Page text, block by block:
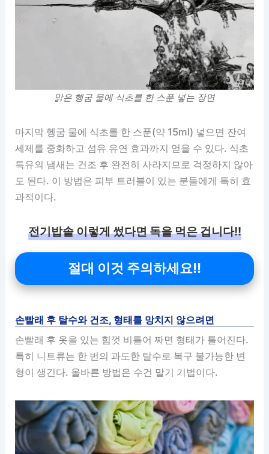
맑은 헹굼 물에 식초를 한 스푼 넣는 장면
마지막 헹굼 물에 식초를 한 스푼(약 15ml) 넣으면 잔여
세제를 중화하고 섬유 유연 효과까지 얻을 수 있다. 식초
특유의 냄새는 건조 후 완전히 사라지므로 걱정하지 않아
도 된다. 이 방법은 피부 트러블이 있는 분들에게 특히 효
과적이다.
전기밥솥 이렇게 썼다면 독을 먹은 겁니다!!
절대 이것 주의하세요!!
손빨래 후 탈수와 건조, 형태를 망치지 않으려면
손빨래 후 옷을 있는 힘껏 비틀어 짜면 형태가 틀어진다.
특히 니트류는 한 번의 과도한 탈수로 복구 불가능한 변
형이 생긴다. 올바른 방법은 수건 말기 기법이다.